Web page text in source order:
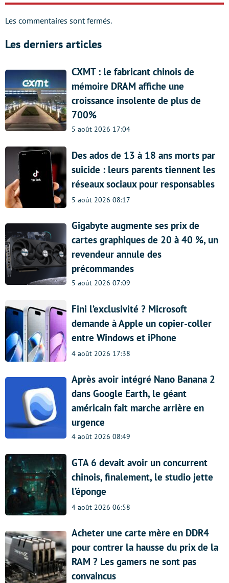
Les commentaires sont fermés.
Les derniers articles
CXMT : le fabricant chinois de
mémoire DRAM affiche une
croissance insolente de plus de
700%
5 août 2026 17:04
Des ados de 13 à 18 ans morts par
suicide : leurs parents tiennent les
réseaux sociaux pour responsables
5 août 2026 08:17
Gigabyte augmente ses prix de
cartes graphiques de 20 à 40 %, un
revendeur annule des
précommandes
5 août 2026 07:09
Fini l’exclusivité ? Microsoft
demande à Apple un copier-coller
entre Windows et iPhone
4 août 2026 17:38
Après avoir intégré Nano Banana 2
dans Google Earth, le géant
américain fait marche arrière en
urgence
4 août 2026 08:49
GTA 6 devait avoir un concurrent
chinois, finalement, le studio jette
l’éponge
4 août 2026 06:58
Acheter une carte mère en DDR4
pour contrer la hausse du prix de la
RAM ? Les gamers ne sont pas
convaincus